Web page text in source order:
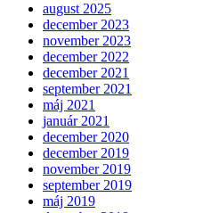
august 2025
december 2023
november 2023
december 2022
december 2021
september 2021
máj 2021
január 2021
december 2020
december 2019
november 2019
september 2019
máj 2019